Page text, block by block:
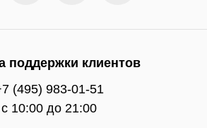
поддержки клиентов
(495) 983-01-51
c 10:00 до 21:00